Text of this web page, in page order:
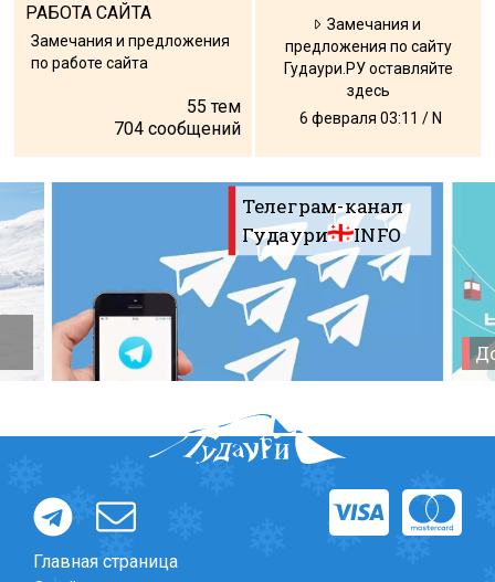
РАБОТА САЙТА
Замечания и предложения
по работе сайта
55 тем
704 сообщений
Замечания и
предложения по сайту
Гудаури.РУ оставляйте
здесь
6 февраля 03:11 / N
Телеграм-канал
Гудаури
INFO
Главная страница